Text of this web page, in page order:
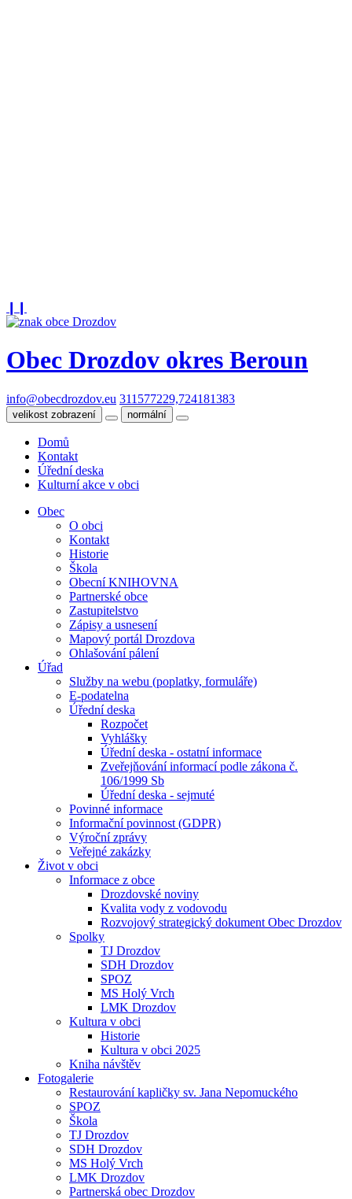
Obec Drozdov okres Beroun
info@obecdrozdov.eu 311577229,724181383
velikost zobrazení normální
Domů
Kontakt
Úřední deska
Kulturní akce v obci
Obec
O obci
Kontakt
Historie
Škola
Obecní KNIHOVNA
Partnerské obce
Zastupitelstvo
Zápisy a usnesení
Mapový portál Drozdova
Ohlašování pálení
Úřad
Služby na webu (poplatky, formuláře)
E-podatelna
Úřední deska
Rozpočet
Vyhlášky
Úřední deska - ostatní informace
Zveřejňování informací podle zákona č.
106/1999 Sb
Úřední deska - sejmuté
Povinné informace
Informační povinnost (GDPR)
Výroční zprávy
Veřejné zakázky
Život v obci
Informace z obce
Drozdovské noviny
Kvalita vody z vodovodu
Rozvojový strategický dokument Obec Drozdov
Spolky
TJ Drozdov
SDH Drozdov
SPOZ
MS Holý Vrch
LMK Drozdov
Kultura v obci
Historie
Kultura v obci 2025
Kniha návštěv
Fotogalerie
Restaurování kapličky sv. Jana Nepomuckého
SPOZ
Škola
TJ Drozdov
SDH Drozdov
MS Holý Vrch
LMK Drozdov
Partnerská obec Drozdov